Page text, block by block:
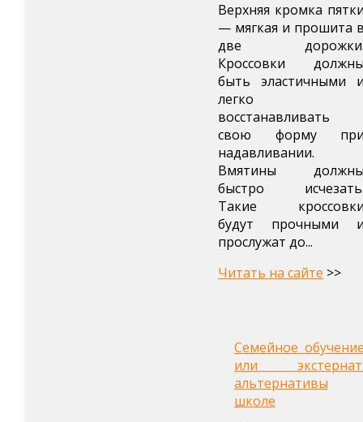
Верхняя кромка
— мягкая и прошита
две
Кроссовки
быть эластичными
легко
восстанавливать
свою форму
надавливании.
Вмятины
быстро
Такие
будут прочными
прослужат до...
Читать на сайте >>
Семейное
или
альтернативы
школе